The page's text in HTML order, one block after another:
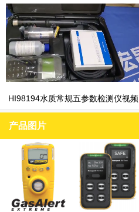
HI98194水质常规五参数检测仪视频
产品图片